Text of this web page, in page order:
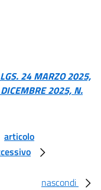
24 MARZO 2025,
2025, N.
articolo
nascondi